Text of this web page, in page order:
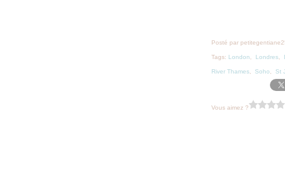
Posté par
Tags: London Londres
River Thames Soho St
Vous aimez ?